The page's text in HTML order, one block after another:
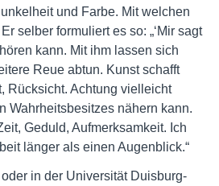
und Farbe. Mit welchen
selber formuliert es so: „‘Mir sagt
kann. Mit ihm lassen sich
Reue abtun. Kunst schafft
Rücksicht. Achtung vielleicht
Wahrheitsbesitzes nähern kann.
Geduld, Aufmerksamkeit. Ich
länger als einen Augenblick.“
in der Universität Duisburg-